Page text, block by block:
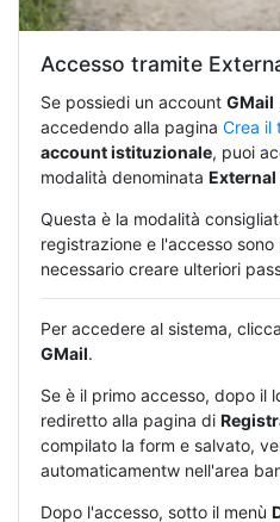
Accesso tramite
Se possiedi un account GMail
accedendo alla pagina Crea il
account istituzionale, puoi
modalità denominata
Questa è la modalità
registrazione e l'accesso
necessario creare ulteriori
Per accedere al sistema,
GMail.
Se è il primo accesso, dopo il
rediretto alla pagina di
compilato la form e salvato,
automaticamentw nell'area
Dopo l'accesso, sotto il menù